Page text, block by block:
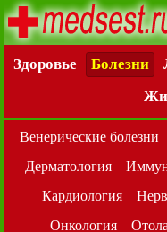
Здоровье Болезни
Венерические болезни
Дерматология
Кардиология
Онкология